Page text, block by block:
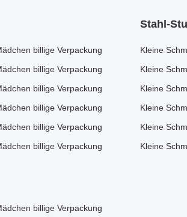
billige Verpackung
billige Verpackung
billige Verpackung
billige Verpackung
billige Verpackung
billige Verpackung
Stahl-
Kleine
Kleine
Kleine
Kleine
Kleine
Kleine
billige Verpackung